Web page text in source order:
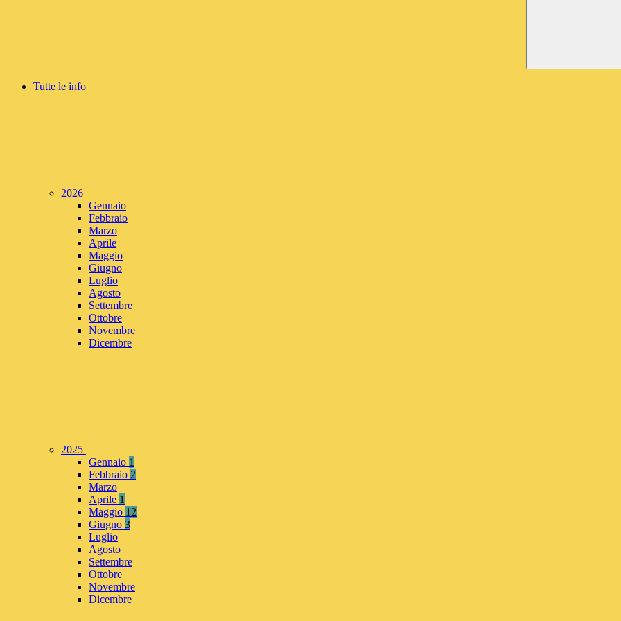
Tutte le info
2026
Gennaio
Febbraio
Marzo
Aprile
Maggio
Giugno
Luglio
Agosto
Settembre
Ottobre
Novembre
Dicembre
2025
Gennaio 1
Febbraio 2
Marzo
Aprile 1
Maggio 12
Giugno 3
Luglio
Agosto
Settembre
Ottobre
Novembre
Dicembre